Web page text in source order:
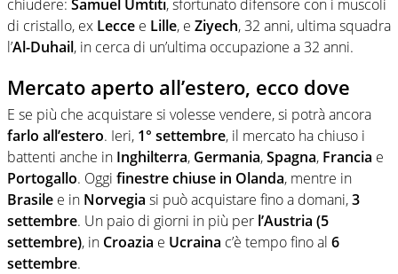
chiudere: Samuel Umtiti, sfortunato difensore con i muscoli
di cristallo, ex Lecce e Lille, e Ziyech, 32 anni, ultima squadra
l’Al-Duhail, in cerca di un’ultima occupazione a 32 anni.
Mercato aperto all’estero, ecco dove
E se più che acquistare si volesse vendere, si potrà ancora
farlo all’estero. Ieri, 1° settembre, il mercato ha chiuso i
battenti anche in Inghilterra, Germania,Spagna, Francia e
Portogallo. Oggi finestre chiuse in Olanda, mentre in
Brasile e in Norvegia si può acquistare fino a domani,3
settembre. Un paio di giorni in più per l’Austria (5
settembre), in Croazia e Ucraina c’è tempo fino al 6
settembre.